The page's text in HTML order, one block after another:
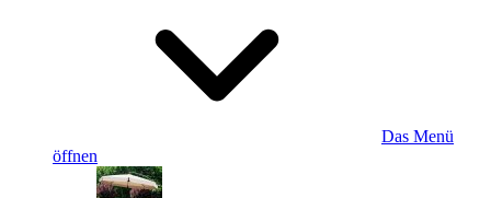
Das Menü
öffnen